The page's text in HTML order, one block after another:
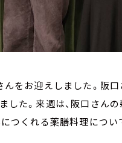
をお迎えしました。阪
た。来週は、阪口さんの
つくれる薬膳料理につい